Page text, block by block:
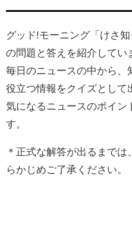
グッド!モーニング「けさ
の問題と答えを紹介してい
毎日のニュースの中から、
役立つ情報をクイズとして
気になるニュースのポイン
す。
＊正式な解答が出るまで
らかじめご了承ください。